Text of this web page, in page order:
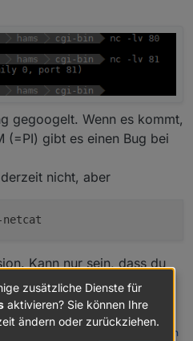
gegoogelt. Wenn es kommt,
(=PI) gibt es einen Bug bei
nicht, aber
Kann nur sein, dass du
musst.
PimpMyStation
zusätzliche Dienste für
aktivieren? Sie können Ihre
ändern oder zurückziehen.